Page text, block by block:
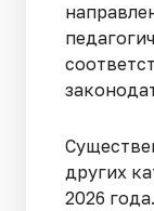
других
2026